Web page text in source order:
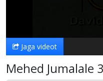
Jaga videot
Mehed Jumalale